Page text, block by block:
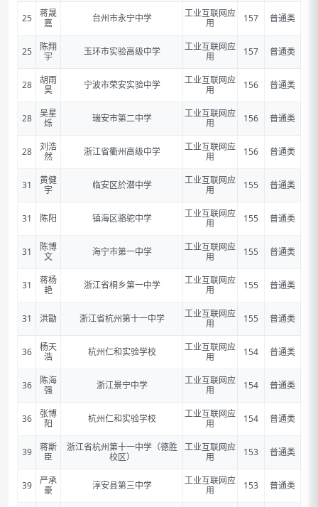
25
蒋晟
嘉
台州市永宁中学
工业互联网应
用
157 普通类
25
陈翔
宇
玉环市实验高级中学
工业互联网应
用
157 普通类
28
胡雨
昊
宁波市荣安实验中学
工业互联网应
用
156 普通类
28
吴星
烁
瑞安市第二中学
工业互联网应
用
156 普通类
28
刘浩
然
浙江省衢州高级中学
工业互联网应
用
156 普通类
31
黄健
宇
临安区於潜中学
工业互联网应
用
155 普通类
31 陈阳 镇海区骆驼中学
工业互联网应
用
155 普通类
31
陈博
文
海宁市第一中学
工业互联网应
用
155 普通类
31
蒋杨
艳
浙江省桐乡第一中学
工业互联网应
用
155 普通类
31 洪勖 浙江省杭州第十一中学
工业互联网应
用
155 普通类
36
杨天
浩
杭州仁和实验学校
工业互联网应
用
154 普通类
36
陈海
强
浙江景宁中学
工业互联网应
用
154 普通类
36
张博
阳
杭州仁和实验学校
工业互联网应
用
154 普通类
39
蒋斯
臣
浙江省杭州第十一中学（德胜
校区）
工业互联网应
用
153 普通类
39
严承
豪
淳安县第三中学
工业互联网应
用
153 普通类